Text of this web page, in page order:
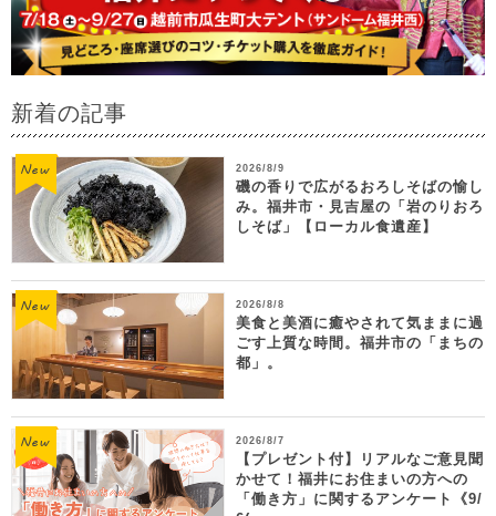
新着の記事
2026/8/9
磯の香りで広がるおろしそばの愉し
み。福井市・見吉屋の「岩のりおろ
しそば」【ローカル食遺産】
2026/8/8
美食と美酒に癒やされて気ままに過
ごす上質な時間。福井市の「まちの
都」。
2026/8/7
【プレゼント付】リアルなご意見聞
かせて！福井にお住まいの方への
「働き方」に関するアンケート《9/